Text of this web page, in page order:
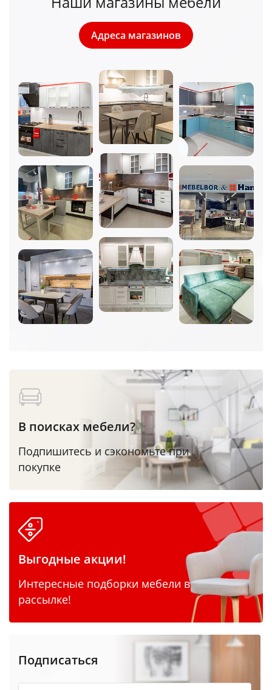
Адреса магазинов
В поисках мебели?
Подпишитесь и сэкономьте при
покупке
Выгодные акции!
Интересные подборки мебели в
рассылке!
Подписаться